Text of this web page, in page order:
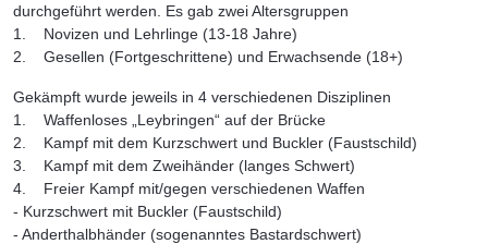
durchgeführt werden. Es gab zwei Altersgruppen
1. Novizen und Lehrlinge (13-18 Jahre)
2. Gesellen (Fortgeschrittene) und Erwachsende (18+)
Gekämpft wurde jeweils in 4 verschiedenen Disziplinen
1. Waffenloses „Leybringen“ auf der Brücke
2. Kampf mit dem Kurzschwert und Buckler (Faustschild)
3. Kampf mit dem Zweihänder (langes Schwert)
4. Freier Kampf mit/gegen verschiedenen Waffen
- Kurzschwert mit Buckler (Faustschild)
- Anderthalbhänder (sogenanntes Bastardschwert)